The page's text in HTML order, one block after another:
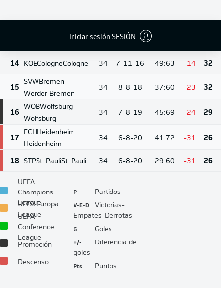
Iniciar sesión SESIÓN
9-11-14
14 KOECologneCologne 34 7-11-16 49:63 -14 32
15
SVWBremen
Werder Bremen
34 8-8-18 37:60 -23 32
16
WOBWolfsburg
Wolfsburg
34 7-8-19 45:69 -24 29
17
FCHHeidenheim
Heidenheim
34 6-8-20 41:72 -31 26
18 STPSt. PauliSt. Pauli 34 6-8-20 29:60 -31 26
UEFA
Champions
League
UEFA Europa
League
UEFA
Conference
League
Promoción
Descenso
P Partidos
V-E-D
Victorias-
Empates-Derrotas
G Goles
+/-
Diferencia de
goles
Pts Puntos